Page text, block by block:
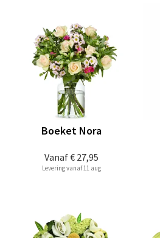
Vanaf€ 27,95
Boeket Nora
Levering vanaf 11 aug